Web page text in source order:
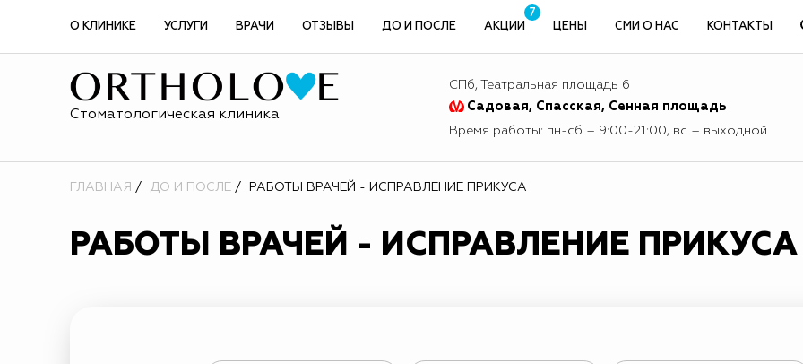
О КЛИНИКЕ УСЛУГИ ВРАЧИ ОТЗЫВЫ ДО И ПОСЛЕ АКЦИИ
7
ЦЕНЫ
СМИ О НАС КОНТАКТЫ
Стоматологическая клиника
СПб, Театральная площадь 6
Садовая, Спасская, Сенная площадь
Время работы: пн-сб – 9:00-21:00, вс – выходной
ГЛАВНАЯ ДО И ПОСЛЕ РАБОТЫ ВРАЧЕЙ - ИСПРАВЛЕНИЕ ПРИКУСА
РАБОТЫ ВРАЧЕЙ - ИСПРАВЛЕНИЕ ПРИКУСА